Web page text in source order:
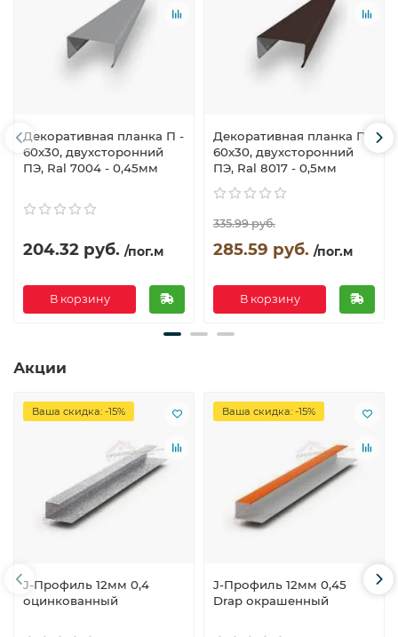
Декоративная планка П -
60х30, двухсторонний
ПЭ, Ral 7004 - 0,45мм
204.32 руб. /пог.м
В корзину
Декоративная планка П -
60х30, двухсторонний
ПЭ, Ral 8017 - 0,5мм
335.99 руб.
285.59 руб. /пог.м
В корзину
Акции
Ваша скидка: -15%
J-Профиль 12мм 0,4
оцинкованный
Ваша скидка: -15%
J-Профиль 12мм 0,45
Drap окрашенный